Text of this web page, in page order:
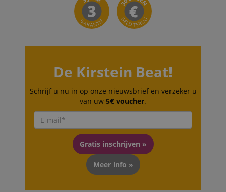
De Kirstein Beat!
Schrijf u nu in op onze nieuwsbrief en verzeker u
van uw 5€ voucher.
Gratis inschrijven »
Meer info »